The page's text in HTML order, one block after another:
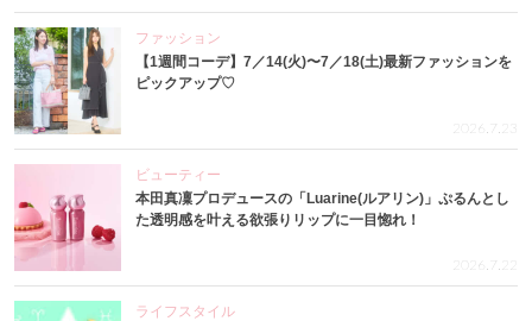
ファッション
【1週間コーデ】7／14(火)〜7／18(土)最新ファッションを
ピックアップ♡
2026.7.23
ビューティー
本田真凜プロデュースの「Luarine(ルアリン)」ぷるんとし
た透明感を叶える欲張りリップに一目惚れ！
2026.7.22
ライフスタイル